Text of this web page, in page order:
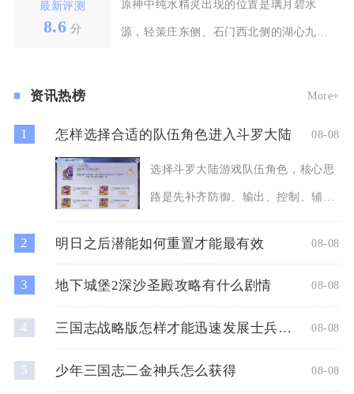
最新评测
8.6 分
原神中纯水精灵出现的位置是璃月碧水
源，轻策庄东侧、石门西北侧的湖心九宫
资讯热榜 More+
1 怎样选择合适的队伍角色进入斗罗大陆 08-08
选择斗罗大陆游戏队伍角色，核心思
路是先补齐防御、输出、控制、辅助
四大职能缺口，再结合玩法场
2 明日之后潜能如何重置才能最有效 08-08
3 地下城堡2深沙圣殿攻略有什么剧情 08-08
4 三国志战略版怎样才能迅速发展士兵数量 08-08
5 少年三国志二金神兵怎么获得 08-08